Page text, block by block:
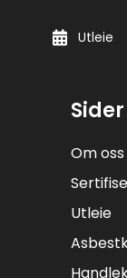
Utleie
Om oss
Utleie